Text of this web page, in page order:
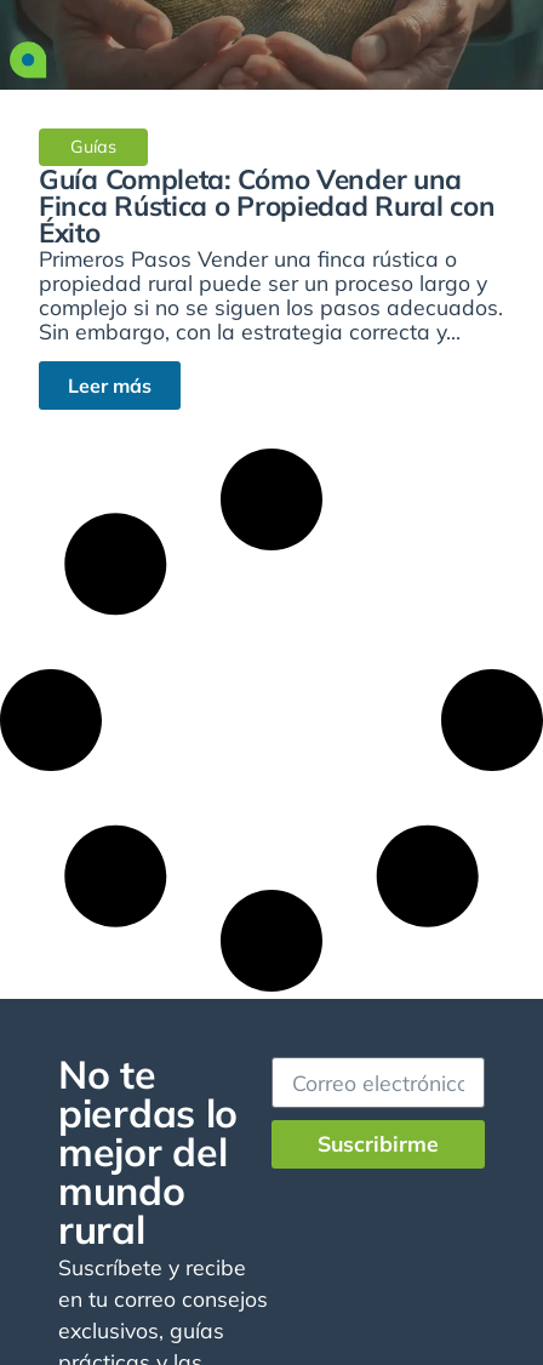
Guías
Guía Completa: Cómo Vender una
Finca Rústica o Propiedad Rural con
Éxito
Primeros Pasos Vender una finca rústica o
propiedad rural puede ser un proceso largo y
complejo si no se siguen los pasos adecuados.
Sin embargo, con la estrategia correcta y...
Leer más
No te
pierdas lo
mejor del
mundo
rural
Suscríbete y recibe
en tu correo consejos
exclusivos, guías
Suscribirme